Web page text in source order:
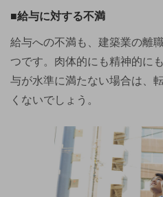
■給与に対する不満
給与への不満も、建築業の離
つです。肉体的にも精神的に
与が水準に満たない場合は、
くないでしょう。